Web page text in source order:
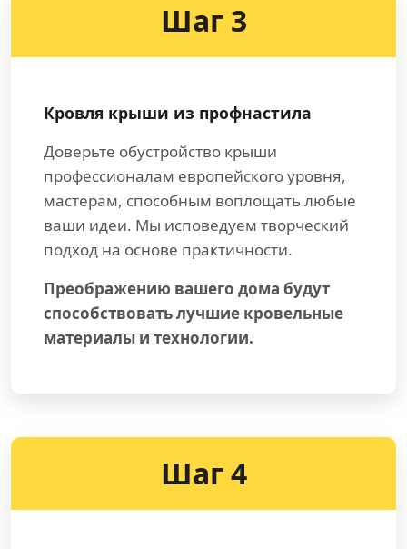
Шаг 3
Кровля крыши из профнастила
Доверьте обустройство крыши
профессионалам европейского уровня,
мастерам, способным воплощать любые
ваши идеи. Мы исповедуем творческий
подход на основе практичности.
Преображению вашего дома будут
способствовать лучшие кровельные
материалы и технологии.
Шаг 4